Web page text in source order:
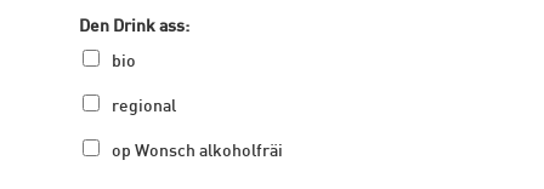
Den Drink ass:
bio
regional
op Wonsch alkoholfräi